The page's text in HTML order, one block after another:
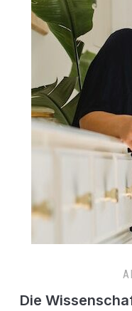
Die